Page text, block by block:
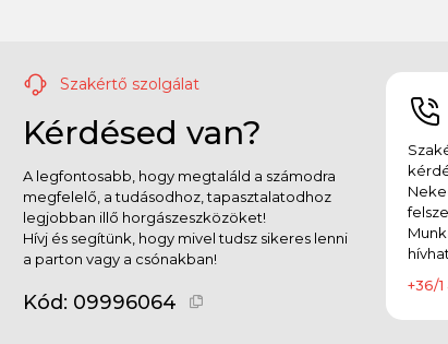
Szakértő szolgálat
Kérdésed van?
A legfontosabb, hogy megtaláld a számodra
megfelelő, a tudásodhoz, tapasztalatodhoz
legjobban illő horgászeszközöket!
Hívj és segítünk, hogy mivel tudsz sikeres lenni
a parton vagy a csónakban!
Kód: 09996064
+36/1